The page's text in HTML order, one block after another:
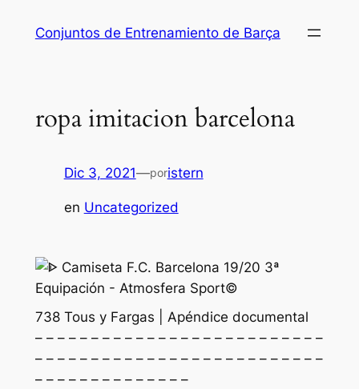
Conjuntos de Entrenamiento de Barça
ropa imitacion barcelona
Dic 3, 2021—poristern
en Uncategorized
738 Tous y Fargas | Apéndice documental
– – – – – – – – – – – – – – – – – – – – – – – – – –
– – – – – – – – – – – – – – – – – – – – – – – – – –
– – – – – – – – – – – – – –